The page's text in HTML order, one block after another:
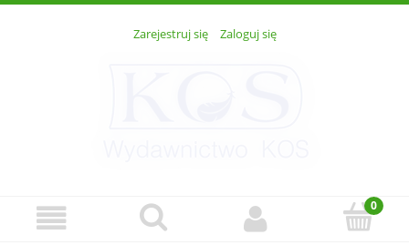
Zarejestruj się Zaloguj się